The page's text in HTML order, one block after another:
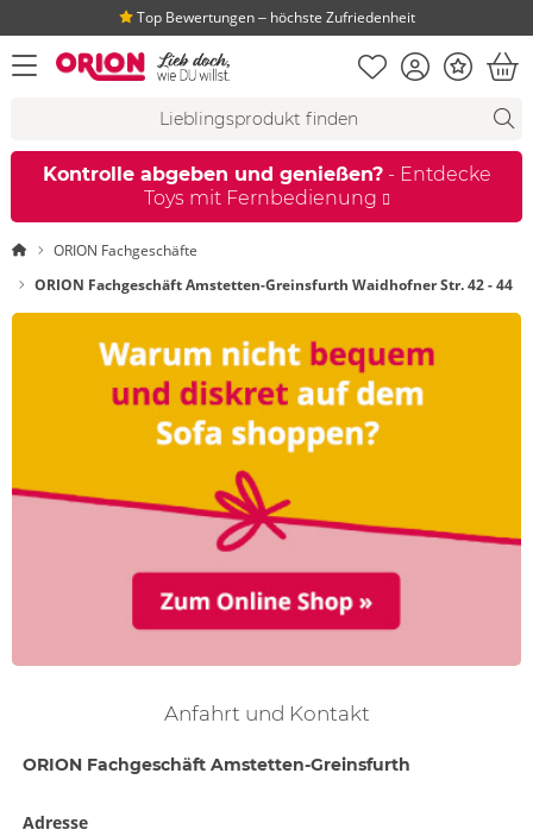
Top Bewertungen ‒ höchste Zufriedenheit
Menü öffnen Merkliste
KontoBonus
Kontrolle abgeben und genießen?- Entdecke
Toys mit Fernbedienung
ORION Fachgeschäfte
ORION Fachgeschäft Amstetten-Greinsfurth Waidhofner Str. 42 - 44
Anfahrt und Kontakt
ORION Fachgeschäft Amstetten-Greinsfurth
Adresse